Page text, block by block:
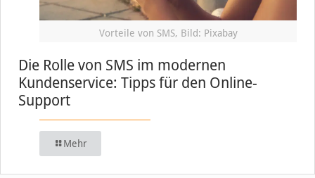
Vorteile von SMS, Bild: Pixabay
Die Rolle von SMS im modernen
Kundenservice: Tipps für den Online-
Support
Mehr